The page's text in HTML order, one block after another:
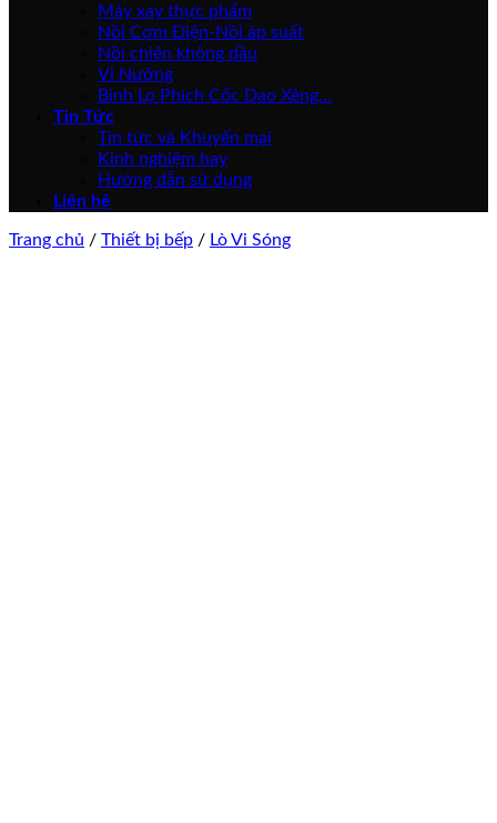
Máy xay thực phẩm
Nồi Cơm Điện-Nồi áp suất
Nồi chiên không dầu
Vỉ Nướng
Bình Lọ Phích Cốc Dao Xẻng…
Tin Tức
Tin tức và Khuyến mại
Kinh nghiệm hay
Hướng dẫn sử dụng
Liên hệ
Trang chủ / Thiết bị bếp / Lò Vi Sóng